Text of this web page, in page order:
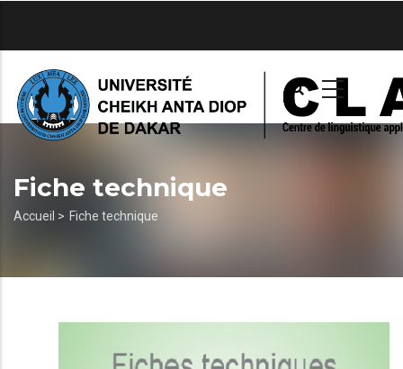
principal
Fiche technique
Fil
Accueil > Fiche technique